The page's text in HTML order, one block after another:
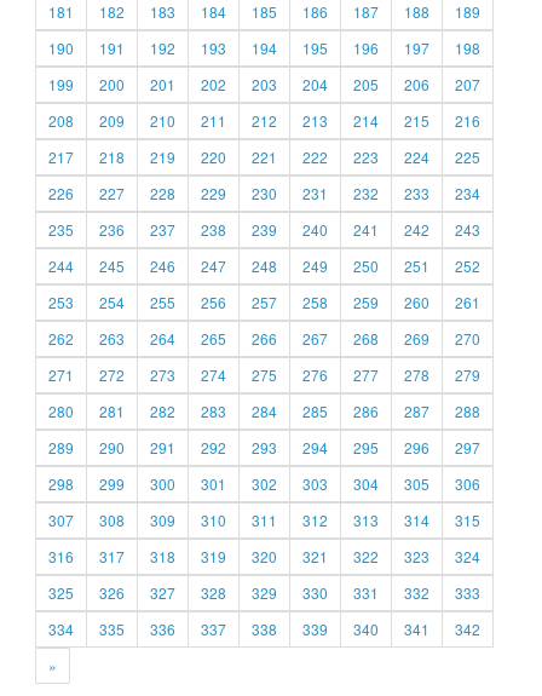
181
182 183 184 185 186 187 188
189
190
191 192 193 194 195 196 197
198
199
200 201 202 203 204 205 206
207
208
209 210 211 212 213 214 215
216
217
218 219 220 221 222 223 224
225
226
227 228 229 230 231 232 233
234
235
236 237 238 239 240 241 242
243
244
245 246 247 248 249 250 251
252
253
254 255 256 257 258 259 260
261
262
263 264 265 266 267 268 269
270
271
272 273 274 275 276 277 278
279
280
281 282 283 284 285 286 287
288
289
290 291 292 293 294 295 296
297
298
299 300 301 302 303 304 305
306
307
308 309 310 311 312 313 314
315
316
317 318 319 320 321 322 323
324
325
326 327 328 329 330 331 332
333
334
335 336 337 338 339 340 341
342
»